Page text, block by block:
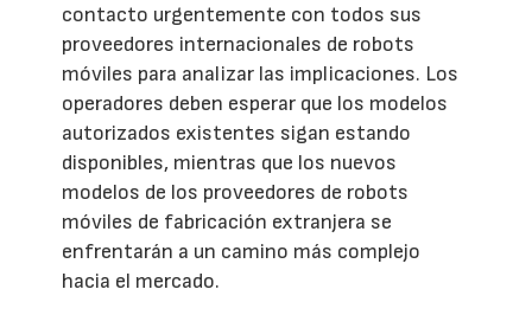
contacto urgentemente con todos sus
proveedores internacionales de robots
móviles para analizar las implicaciones. Los
operadores deben esperar que los modelos
autorizados existentes sigan estando
disponibles, mientras que los nuevos
modelos de los proveedores de robots
móviles de fabricación extranjera se
enfrentarán a un camino más complejo
hacia el mercado.